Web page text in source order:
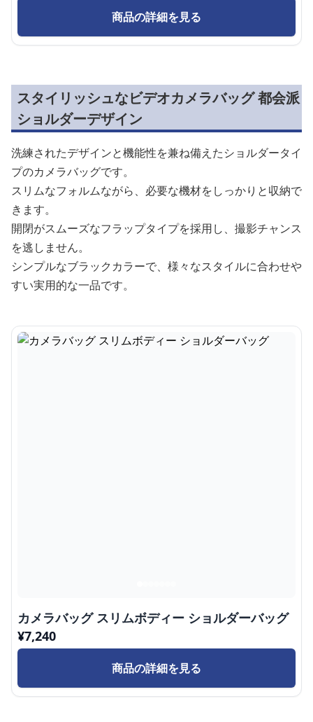
商品の詳細を見る
スタイリッシュなビデオカメラバッグ 都会派
ショルダーデザイン
洗練されたデザインと機能性を兼ね備えたショルダータイ
プのカメラバッグです。
スリムなフォルムながら、必要な機材をしっかりと収納で
きます。
開閉がスムーズなフラップタイプを採用し、撮影チャンス
を逃しません。
シンプルなブラックカラーで、様々なスタイルに合わせや
すい実用的な一品です。
カメラバッグ スリムボディー ショルダーバッグ
¥7,240
商品の詳細を見る